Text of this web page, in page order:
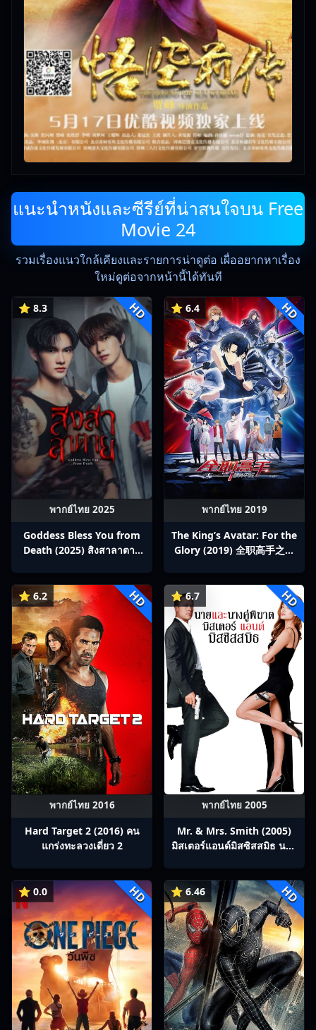
แนะนำหนังและซีรีย์ที่น่าสนใจบน Free
Movie 24
รวมเรื่องแนวใกล้เคียงและรายการน่าดูต่อ เผื่ออยากหาเรื่อง
ใหม่ดูต่อจากหน้านี้ได้ทันที
⭐ 8.3 HD
พากย์ไทย 2025
Goddess Bless You from
Death (2025) สิงสาลาตาย
⭐ 6.4 HD
พากย์ไทย 2019
The King’s Avatar: For the
Glory (2019) 全职高手之巅
⭐ 6.2 HD
พากย์ไทย 2016
Hard Target 2 (2016) คน
แกร่งทะลวงเดี่ยว 2
⭐ 6.7 HD
พากย์ไทย 2005
Mr. & Mrs. Smith (2005)
มิสเตอร์แอนด์มิสซิสสมิธ นาย
⭐ 0.0 HD ⭐ 6.46 HD